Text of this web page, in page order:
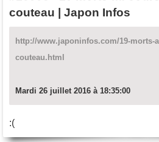
couteau | Japon Infos
http://www.japoninfos.com/19-morts-
couteau.html
Mardi 26 juillet 2016 à 18:35:00
:(